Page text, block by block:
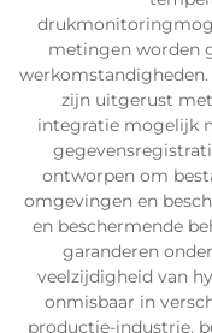
metingen worden
zijn uitgerust
integratie mogelijk
ontworpen om
omgevingen en
en beschermende
garanderen
veelzijdigheid van
onmisbaar in
productie-industrie,